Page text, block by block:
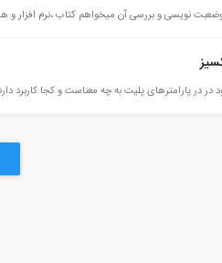
نویسی و بررسی آن میخواهم کتاب ،نرم